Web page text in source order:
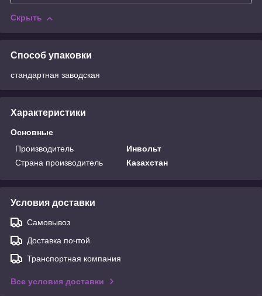
Скрыть
Способ упаковки
стандартная заводская
Характеристики
Основные
Производитель
Инвольт
Страна производитель
Казахстан
Условия доставки
Самовывоз
Доставка почтой
Транспортная компания
Все условия доставки